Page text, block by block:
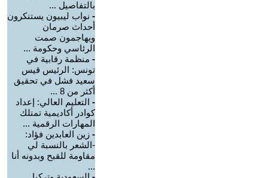
بالتفاصيل ...
- نواب ليبيون يستنكرون
أحداث صرمان
ويهاجمون صمت
الرئاسي وحكومة ...
- منظمة رقابية في
تونس: الرئيس قيس
سعيد فشل في تحقيق
أكثر من 8 ...
- التعليم العالي: إعداد
كوادر أكاديمية تمتلك
المهارات الرقمية ...
- زين العابدين فؤاد:
-الشعر بالنسبة لي
مقاومة للقبح وبدونه أنا
...